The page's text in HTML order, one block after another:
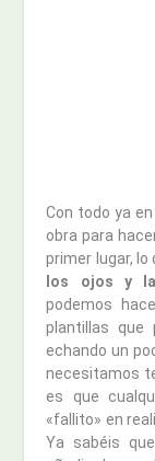
Con todo ya
obra para
primer lugar, lo
los ojos y
podemos
plantillas que
echando un
necesitamos
es que
«fallito» en
Ya sabéis